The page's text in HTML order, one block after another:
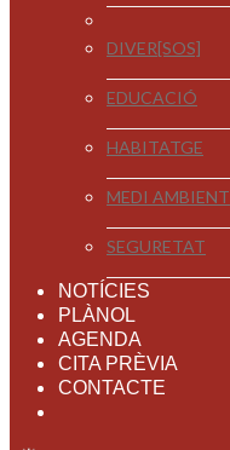
DIVER[SOS]
EDUCACIÓ
HABITATGE
MEDI AMBIENT
SEGURETAT
NOTÍCIES
PLÀNOL
AGENDA
CITA PRÈVIA
CONTACTE